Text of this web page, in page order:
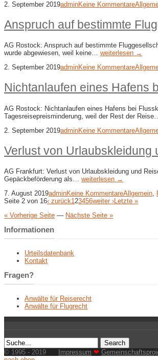
2. September 2019adminKeine Kommentare
Anspruch auf bestimmte
AG Rostock: Anspruch auf bestimmte
wurde abgewiesen, weil keine… weiterlesen →
2. September 2019adminKeine Kommentare
Nichtanlaufen eines Hafens
AG Rostock: Nichtanlaufen eines Hafens bei
Tagesreisepreisminderung, weil der Rest der
2. September 2019adminKeine Kommentare
Verlust von Urlaubskleidung
AG Frankfurt: Verlust von Urlaubskleidung und
Gepäckbeförderung als… weiterlesen →
7. August 2019adminKeine KommentareAllgemein
Seite 2 von 16‹ zurück1 23456weiter ›Letzte »
« Vorherige Seite — Nächste Seite »
Informationen
Urteilsdatenbank
Kontakt
Fragen?
Anwälte für Reiserecht
Anwälte für Flugrecht
© 1995 - 2019 Impressum ❤